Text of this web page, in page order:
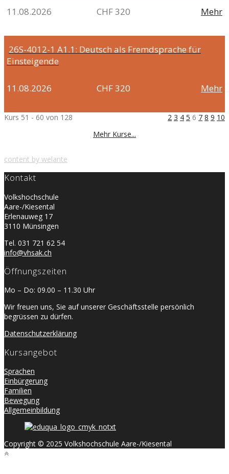
11.08.2026 CHF 320 Mehr
26S-4012-1 A1.1: Deutsch als Fremdsprache für
Einsteigende
11.08.2026 CHF 320 Mehr
Kurs 51 - 60 von 128 2 3 4 5 6 7 8 9 10
Mehr Kurse...
content by welante
Kontakt
Volkshochschule
Aare-/Kiesental
Erlenauweg 17
3110 Münsingen
Tel. 031 721 62 54
info@vhsak.ch
Öffnungszeiten
Mo – Do: 09.00 – 11.30 Uhr
Wir freuen uns, Sie auf unserer Geschäftsstelle persönlich
begrüssen zu dürfen.
Datenschutzerklärung
Kursangebot
Sprachen
Einbürgerung
Familien
Bewegung
Allgemeinbildung
Copyright © 2025 Volkshochschule Aare-/Kiesental